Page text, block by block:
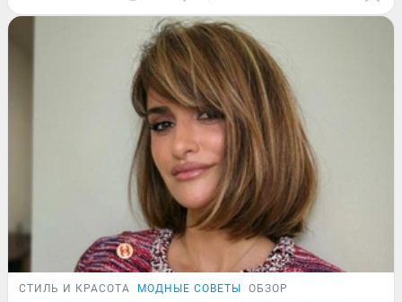
СТИЛЬ И КРАСОТА МОДНЫЕ СОВЕТЫ ОБЗОР